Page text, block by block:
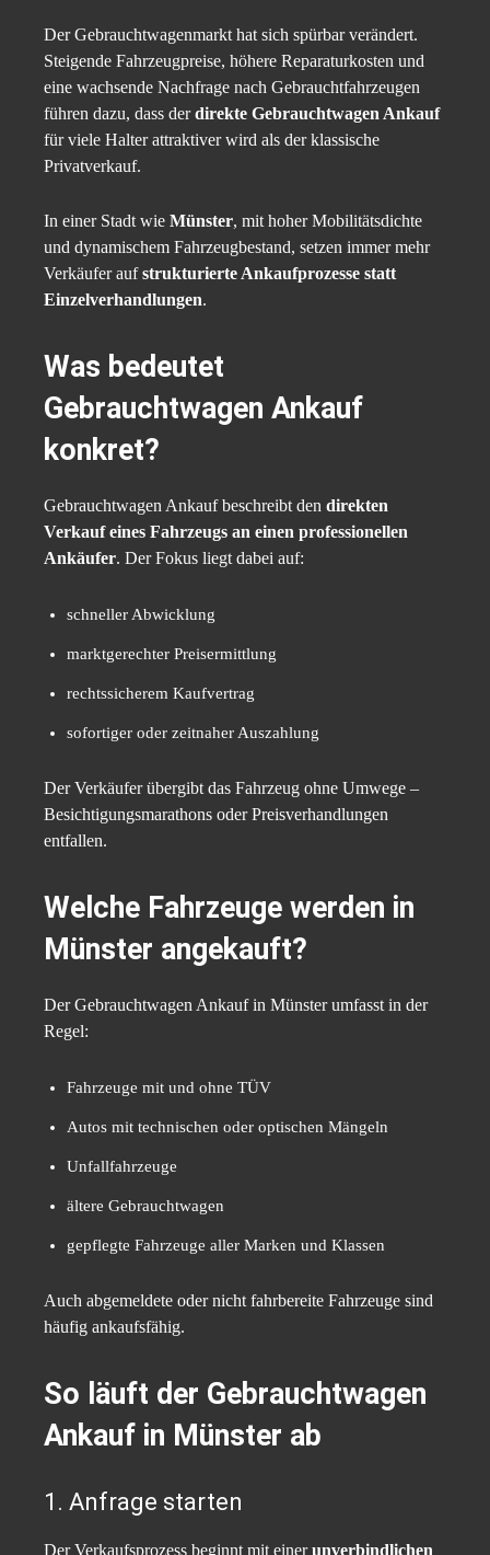
Der Gebrauchtwagenmarkt hat sich spürbar verändert.
Steigende Fahrzeugpreise, höhere Reparaturkosten und
eine wachsende Nachfrage nach Gebrauchtfahrzeugen
führen dazu, dass derdirekte Gebrauchtwagen Ankauf
für viele Halter attraktiver wird als der klassische
Privatverkauf.
In einer Stadt wie Münster, mit hoher Mobilitätsdichte
und dynamischem Fahrzeugbestand, setzen immer mehr
Verkäufer aufstrukturierte Ankaufprozesse statt
Einzelverhandlungen.
Was bedeutet
Gebrauchtwagen Ankauf
konkret?
Gebrauchtwagen Ankauf beschreibt den direkten
Verkauf eines Fahrzeugs an einen professionellen
Ankäufer. Der Fokus liegt dabei auf:
schneller Abwicklung
marktgerechter Preisermittlung
rechtssicherem Kaufvertrag
sofortiger oder zeitnaher Auszahlung
Der Verkäufer übergibt das Fahrzeug ohne Umwege –
Besichtigungsmarathons oder Preisverhandlungen
entfallen.
Welche Fahrzeuge werden in
Münster angekauft?
Der Gebrauchtwagen Ankauf in Münster umfasst in der
Regel:
Fahrzeuge mit und ohne TÜV
Autos mit technischen oder optischen Mängeln
Unfallfahrzeuge
ältere Gebrauchtwagen
gepflegte Fahrzeuge aller Marken und Klassen
Auch abgemeldete oder nicht fahrbereite Fahrzeuge sind
häufig ankaufsfähig.
So läuft der Gebrauchtwagen
Ankauf in Münster ab
1. Anfrage starten
Der Verkaufsprozess beginnt mit einerunverbindlichen